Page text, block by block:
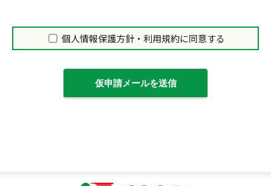
個人情報保護方針・利用規約に同意する
仮申請メールを送信